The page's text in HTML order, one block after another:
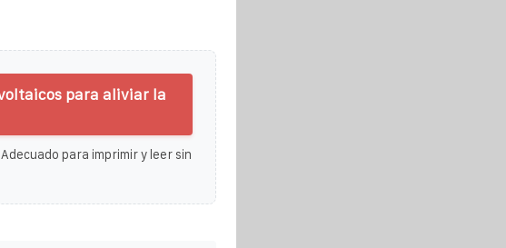
para aliviar la
para imprimir y leer sin